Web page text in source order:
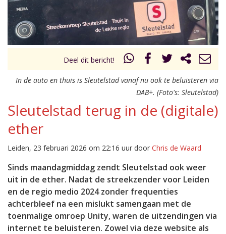
Deel dit bericht!
In de auto en thuis is Sleutelstad vanaf nu ook te beluisteren via
DAB+. (Foto's: Sleutelstad)
Sleutelstad terug in de (digitale)
ether
Leiden, 23 februari 2026 om 22:16 uur door Chris de Waard
Sinds maandagmiddag zendt Sleutelstad ook weer
uit in de ether. Nadat de streekzender voor Leiden
en de regio medio 2024 zonder frequenties
achterbleef na een mislukt samengaan met de
toenmalige omroep Unity, waren de uitzendingen via
internet te beluisteren. Zowel via deze website als